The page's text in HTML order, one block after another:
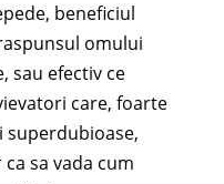
beneficiul
omului
sau efectiv ce
care, foarte
sa vada cum